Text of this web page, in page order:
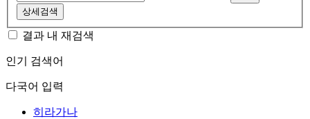
상세검색
결과 내 재검색
인기 검색어
다국어 입력
히라가나